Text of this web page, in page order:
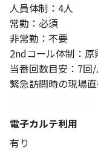
人員体制：4人
常勤：必須
非常勤：不要
2ndコール体制：
当番回数目安：7
緊急訪問時の現場
電子カルテ利用
有り